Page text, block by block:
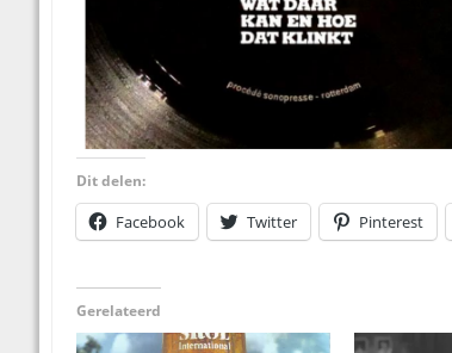
Dit delen:
Facebook Twitter Pinterest
Gerelateerd